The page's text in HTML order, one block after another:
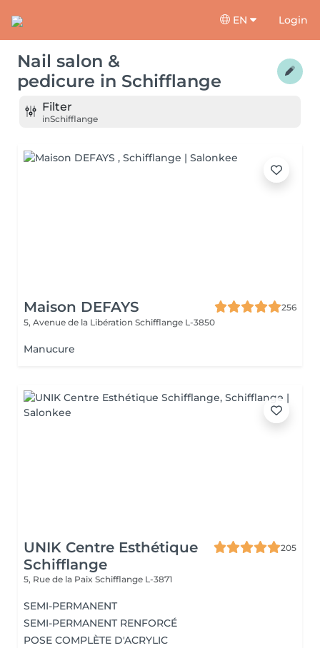
EN Login
Nail salon &
pedicure in Schifflange
Filter
inSchifflange
Maison DEFAYS
256
5, Avenue de la Libération Schifflange L-3850
Manucure
UNIK Centre Esthétique
Schifflange
205
5, Rue de la Paix Schifflange L-3871
SEMI-PERMANENT
SEMI-PERMANENT RENFORCÉ
POSE COMPLÈTE D'ACRYLIC